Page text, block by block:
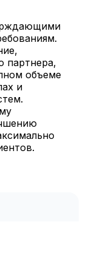
партнера,
объеме
и